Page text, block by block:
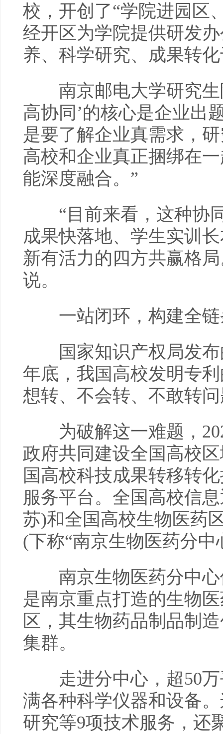
校，开创了“学院进园区
经开区为学院提供研发
养、科学研究、成果转
南京邮电大学研究生
高协同’的核心是企业出
是要了解企业真需求，
高校和企业真正捆绑在
能深度融合。”
“目前来看，这种协同
成果快落地、学生实训
新有活力的四方共赢格
说。
一站闭环，构建全链
国家知识产权局发布
年底，我国高校发明专
想转、不会转、不敢转
为破解这一难题，
政府共同建设全国高校
国高校科技成果转移转
服务平台。全国高校信
苏)和全国高校生物医药
(下称“南京生物医药分中
南京生物医药分中心
是南京重点打造的生物
区，其生物药品制品制
集群。
走进分中心，超50万
满各种科学仪器和设备
研究等9项技术服务，还